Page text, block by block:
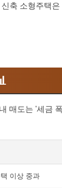
축 소형주택
매도는 '세금
이상 중과